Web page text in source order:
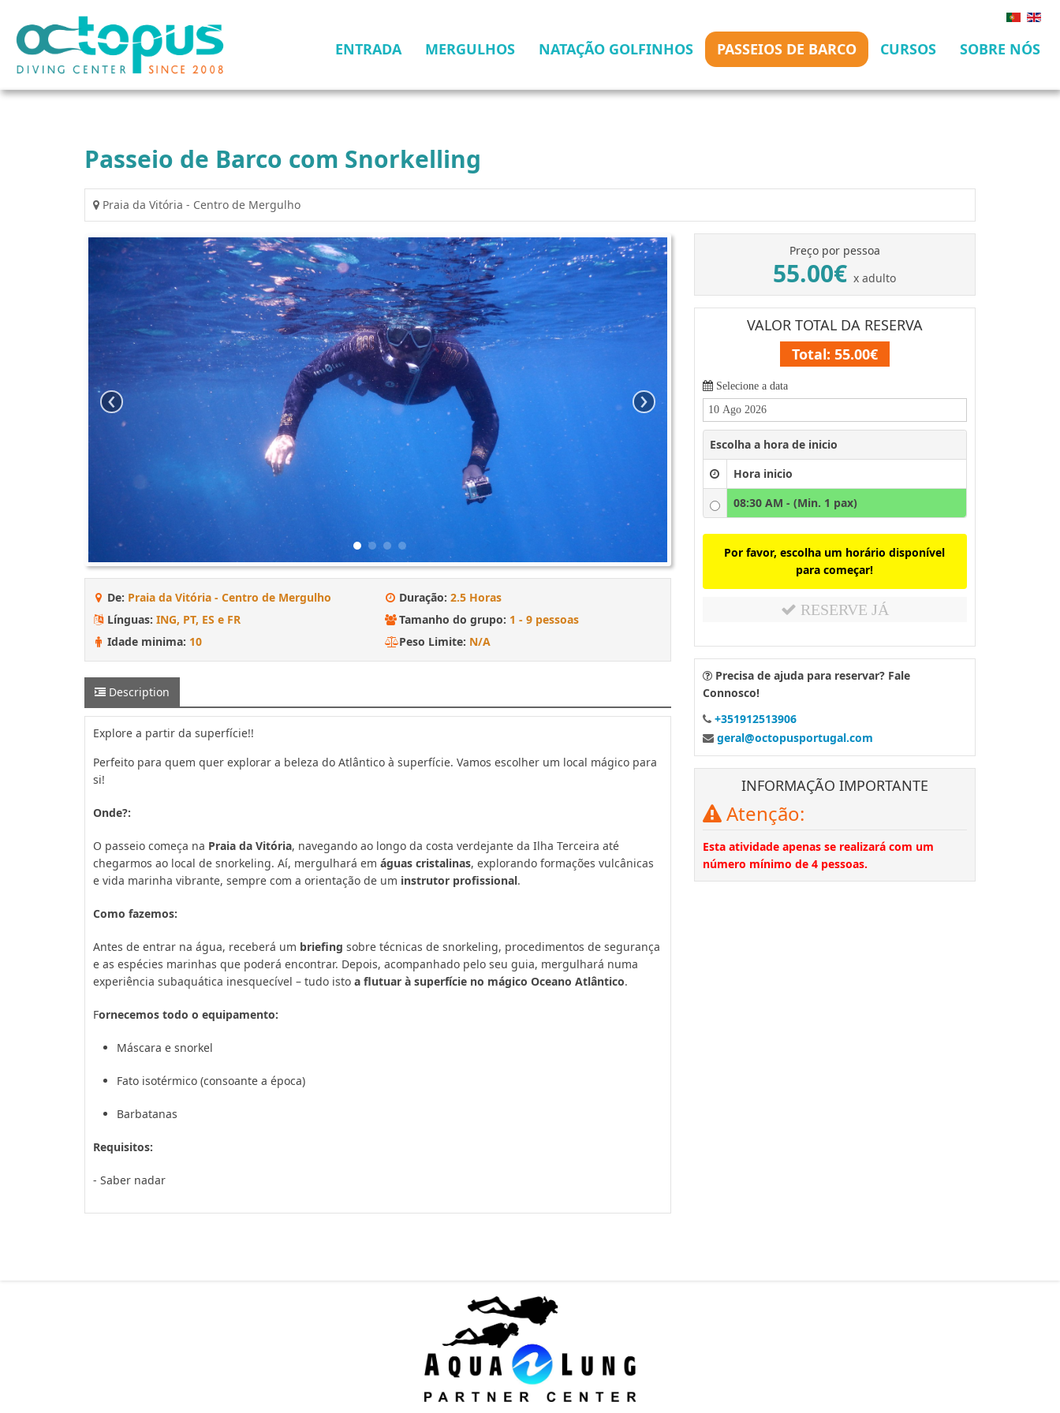
ENTRADA MERGULHOS NATAÇÃO GOLFINHOS PASSEIOS DE BARCO CURSOS SOBRE NÓS
Passeio de Barco com Snorkelling
Praia da Vitória - Centro de Mergulho
‹ ›
De: Praia da Vitória - Centro de Mergulho Duração:2.5 Horas
Línguas: ING, PT, ES e FR Tamanho do grupo: 1 - 9 pessoas
Idade minima: 10 Peso Limite: N/A
Description
Explore a partir da superfície!!
Perfeito para quem quer explorar a beleza do Atlântico à superfície. Vamos escolher um local mágico para
si!
Onde?:
O passeio começa na Praia da Vitória, navegando ao longo da costa verdejante da Ilha Terceira até
chegarmos ao local de snorkeling. Aí, mergulhará em águas cristalinas, explorando formações vulcânicas
e vida marinha vibrante, sempre com a orientação de um instrutor profissional.
Como fazemos:
Antes de entrar na água, receberá um briefing sobre técnicas de snorkeling, procedimentos de segurança
e as espécies marinhas que poderá encontrar. Depois, acompanhado pelo seu guia, mergulhará numa
experiência subaquática inesquecível – tudo isto a flutuar à superfície no mágico Oceano Atlântico.
Fornecemos todo o equipamento:
Máscara e snorkel
Fato isotérmico (consoante a época)
Barbatanas
Requisitos:
- Saber nadar
Preço por pessoa
55.00€x adulto
VALOR TOTAL DA RESERVA
Total: 55.00€
Selecione a data
Escolha a hora de inicio
Hora inicio
08:30 AM - (Min. 1 pax)
Por favor, escolha um horário disponível
para começar!
RESERVE JÁ
Precisa de ajuda para reservar? Fale
Connosco!
+351912513906
geral@octopusportugal.com
INFORMAÇÃO IMPORTANTE
Atenção:
Esta atividade apenas se realizará com um
número mínimo de 4 pessoas.